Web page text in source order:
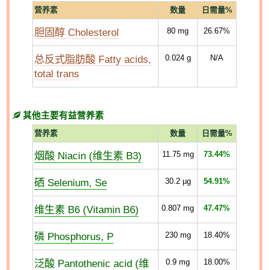
营养素 数量 日需量%
胆固醇 Cholesterol 80 mg 26.67%
总反式脂肪酸 Fatty acids,
total trans
0.024g N/A
其他主要有益营养素
营养素 数量 日需量%
烟酸 Niacin (维生素 B3) 11.75mg 73.44%
硒 Selenium, Se 30.2µg 54.91%
维生素 B6 (Vitamin B6) 0.807 mg 47.47%
磷 Phosphorus, P 230mg 18.40%
泛酸 Pantothenic acid (维
0.9 mg 18.00%